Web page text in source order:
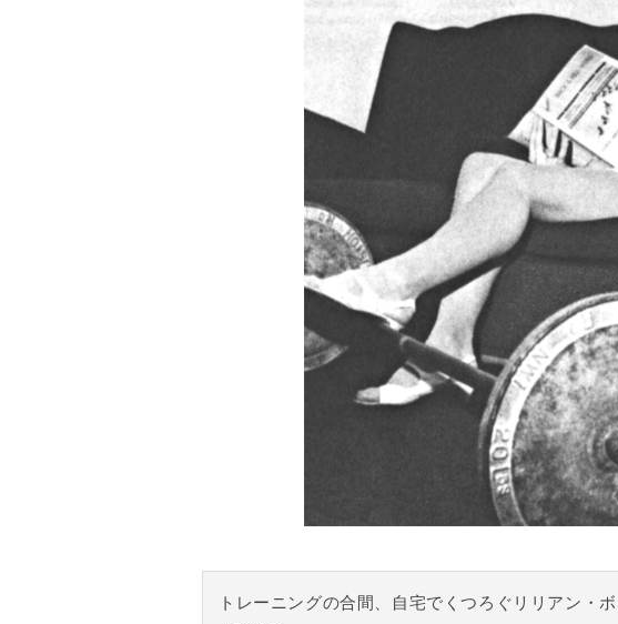
トレーニングの合間、自宅でくつろぐリリアン・